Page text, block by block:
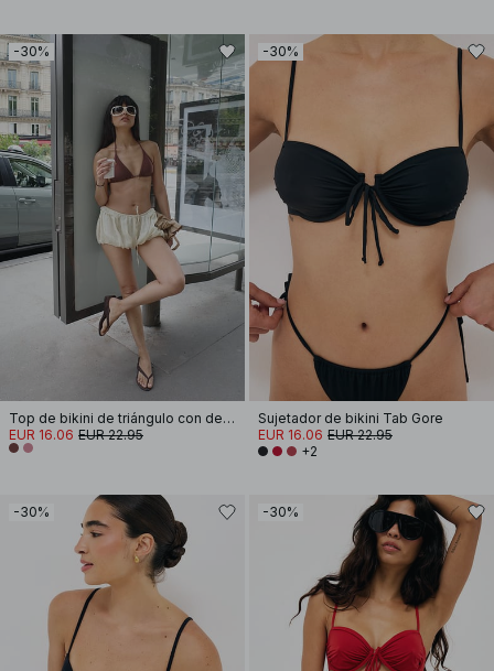
-30%
Top de bikini de triángulo con detalles
EUR 16.06 EUR 22.95
-30%
Sujetador de bikini Tab Gore
EUR 16.06 EUR 22.95
+2
-30% -30%